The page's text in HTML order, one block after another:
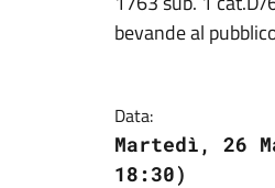
bevande al
Data:
Martedì, 26
18:30)